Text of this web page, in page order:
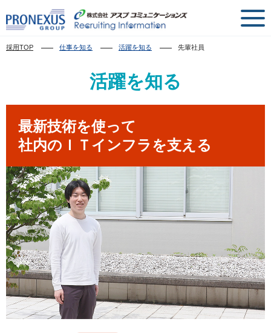
採用TOP 仕事を知る 活躍を知る 先輩社員
活躍を知る
最新技術を使って
社内のＩＴインフラを支える